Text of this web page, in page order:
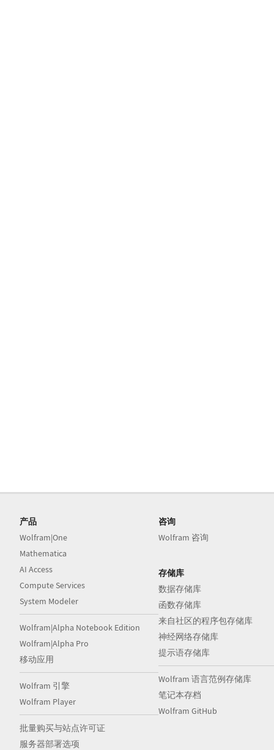
产品
Wolfram|One
Mathematica
AI Access
Compute Services
System Modeler
Wolfram|Alpha Notebook Edition
Wolfram|Alpha Pro
移动应用
Wolfram 引擎
Wolfram Player
批量购买与站点许可证
服务器部署选项
咨询
Wolfram 咨询
存储库
数据存储库
函数存储库
来自社区的程序包存储库
神经网络存储库
提示语存储库
Wolfram 语言范例存储库
笔记本存档
Wolfram GitHub